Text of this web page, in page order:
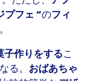
プフェ “のフィ
子作りをするこ
なる。 おばあちゃ